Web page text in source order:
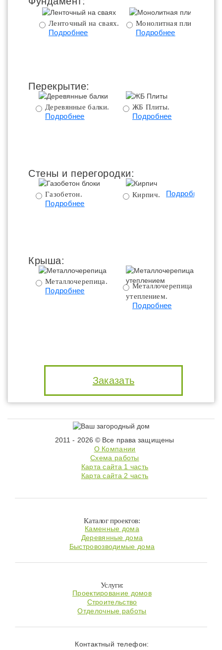
Ленточный на сваях.
Подробнее
Монолитная плита.
Подробнее
Перекрытие:
Деревянные балки.
Подробнее
ЖБ Плиты.
Подробнее
Стены и перегородки:
Газобетон.
Подробнее
Кирпич. Подробнее
Крыша:
Металлочерепица.
Подробнее
Металлочерепица с
утеплением.
Подробнее
Заказать
2011 - 2026 © Все права защищены
О Компании
Схема работы
Карта сайта 1 часть
Карта сайта 2 часть
Каталог проектов:
Каменные дома
Деревянные дома
Быстровозводимые дома
Услуги:
Проектирование домов
Строительство
Отделочные работы
Контактный телефон: